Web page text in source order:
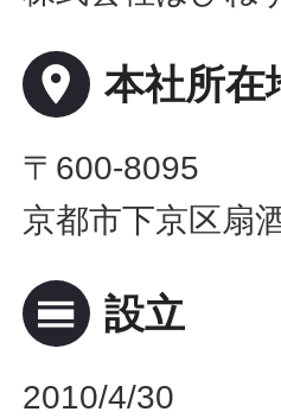
place 本社所在
〒600-8095
京都市下京区扇
calendar_view_day 設立
2010/4/30